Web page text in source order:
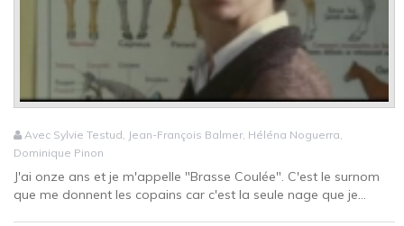
Avec Sylvie Testud, Jean-François Balmer, Héléna Noguerra,
Dominique Pinon
J'ai onze ans et je m'appelle "Brasse Coulée". C'est le surnom
que me donnent les copains car c'est la seule nage que je...